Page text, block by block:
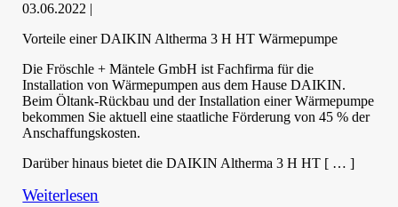
03.06.2022 |
Vorteile einer DAIKIN Altherma 3 H HT Wärmepumpe
Die Fröschle + Mäntele GmbH ist Fachfirma für die
Installation von Wärmepumpen aus dem Hause DAIKIN.
Beim Öltank-Rückbau und der Installation einer Wärmepumpe
bekommen Sie aktuell eine staatliche Förderung von 45 % der
Anschaffungskosten.
Darüber hinaus bietet die DAIKIN Altherma 3 H HT [ … ]
Weiterlesen